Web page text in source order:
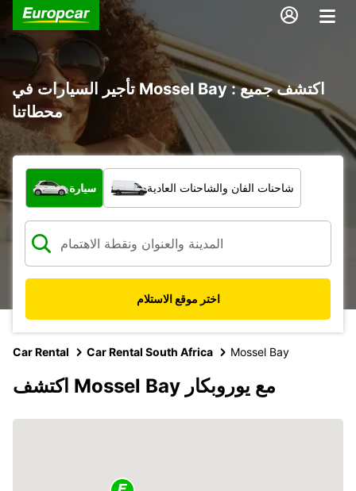
تأجير السيارات في Mossel Bay : اكتشف جميع
محطاتنا
ما نوع المركبة؟
سيارة شاحنات الفان والشاحنات العادية
اختر موقع الاستلام
Car Rental Car Rental South Africa Mossel Bay
اكتشف Mossel Bay مع يوروبكار